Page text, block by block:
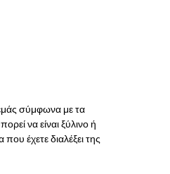
σύμφωνα με τα
να είναι ξύλινο ή
έχετε διαλέξει της